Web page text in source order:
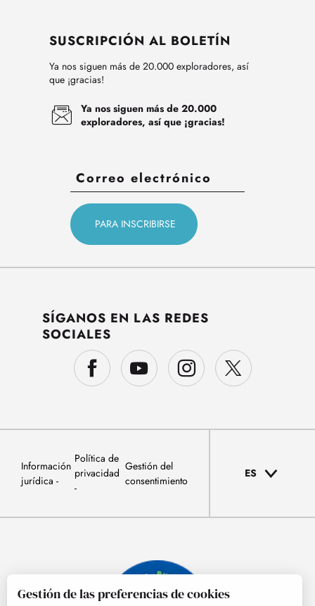
SUSCRIPCIÓN AL BOLETÍN
Ya nos siguen más de 20.000 exploradores, así
que ¡gracias!
Ya nos siguen más de 20.000
exploradores, así que ¡gracias!
SÍGANOS EN LAS REDES
SOCIALES
Información
jurídica
Política de
privacidad
Gestión del
consentimiento
ES
Gestión de las preferencias de cookies